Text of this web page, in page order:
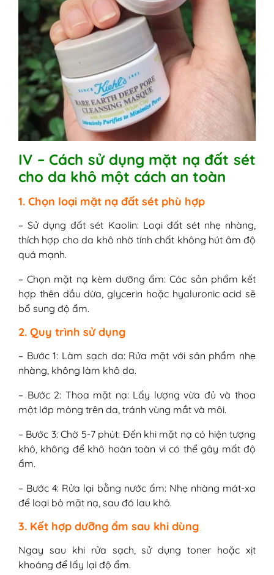
IV – Cách sử dụng mặt nạ đất sét
cho da khô một cách an toàn
1. Chọn loại mặt nạ đất sét phù hợp
– Sử dụng đất sét Kaolin: Loại đất sét nhẹ nhàng,
thích hợp cho da khô nhờ tính chất không hút âm độ
quá mạnh.
– Chọn mặt nạ kèm dưỡng ẩm: Các sản phẩm kết
hợp thên dầu dừa, glycerin hoặc hyaluronic acid sẽ
bổ sung độ ẩm.
2. Quy trình sử dụng
– Bước 1: Làm sạch da: Rửa mặt với sản phẩm nhẹ
nhàng, không làm khô da.
– Bước 2: Thoa mặt nạ: Lấy lượng vừa đủ và thoa
một lớp mỏng trên da, tránh vùng mắt và môi.
– Bước 3: Chờ 5-7 phút: Đến khi mặt nạ có hiện tượng
khô, không để khô hoàn toàn vì có thể gây mất độ
ẩm.
– Bước 4: Rửa lại bằng nước ấm: Nhẹ nhàng mát-xa
để loại bỏ mặt nạ, sau đó lau khô.
3. Kết hợp dưỡng ẩm sau khi dùng
Ngay sau khi rửa sạch, sử dụng toner hoặc xịt
khoáng để lấy lại độ ẩm.